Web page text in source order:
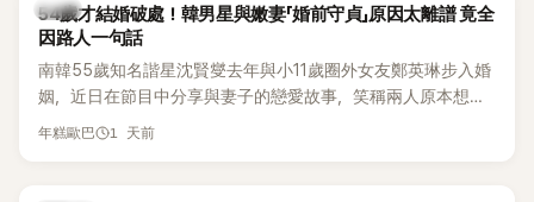
韓星
54歲才結婚破處！韓男星與嫩妻「婚前守貞」原因太離譜 竟全
因路人一句話
南韓55歲知名諧星沈賢燮去年與小11歲圈外女友鄭英琳步入婚
姻，近日在節目中分享與妻子的戀愛故事，笑稱兩人原本想享
受兩人世界，沒想到站在飯店門口時竟被路人認出，還一路替
年糕歐巴 1 天前